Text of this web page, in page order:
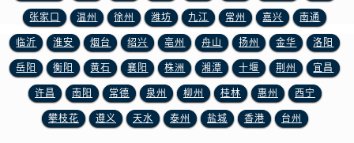
江苏省泰州市海陵区永定东路399号置地商务中心东塔（华润万象城）17层1706室浪琴售后服务中心（需提前预约）
江苏省徐州市鼓楼区淮海东路29号苏宁广场IFC国际金融中心35层3508室浪琴售后服务中心（需提前预约）
江苏省盐城市盐都区世纪大道5号盐城金融城写字楼1号楼16层1604室浪琴售后服务中心（需提前预约）
江苏省扬州市邗江区国展路29号星耀天地写字楼1号楼18层1803室浪琴售后服务中心（需提前预约）
江苏省镇江市京口区中山东路浪琴售后服务中心（需提前预约）
张家口 温州 徐州 潍坊 九江 常州 嘉兴 南通
临沂 淮安 烟台 绍兴 亳州 舟山 扬州 金华 洛阳
岳阳 衡阳 黄石 襄阳 株洲 湘潭 十堰 荆州 宜昌
许昌 南阳 常德 泉州 柳州 桂林 惠州 西宁
攀枝花 遵义 天水 泰州 盐城 香港 台州